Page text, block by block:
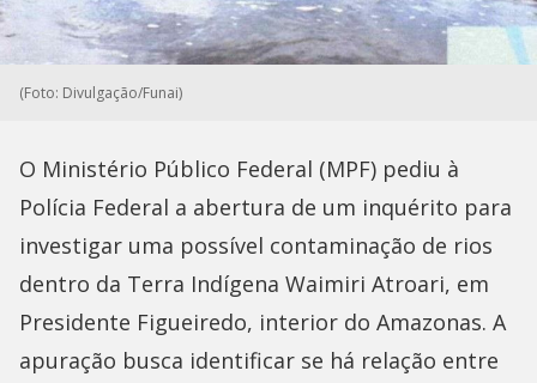
(Foto: Divulgação/Funai)
O Ministério Público Federal (MPF) pediu à
Polícia Federal a abertura de um inquérito para
investigar uma possível contaminação de rios
dentro da Terra Indígena Waimiri Atroari, em
Presidente Figueiredo, interior do Amazonas. A
apuração busca identificar se há relação entre